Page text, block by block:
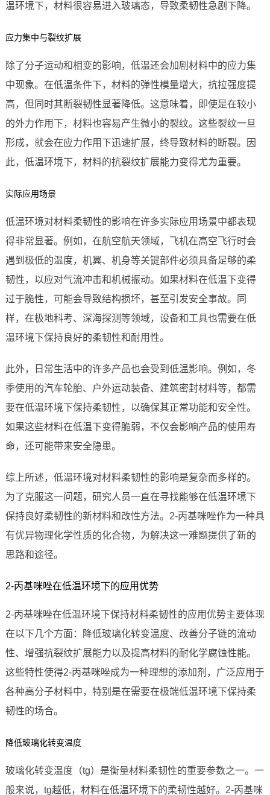
温环境下，材料很容易进入玻璃态，导致柔韧性急剧下降。
应力集中与裂纹扩展
除了分子运动和相变的影响，低温还会加剧材料中的应力集
中现象。在低温条件下，材料的弹性模量增大，抗拉强度提
高，但同时其断裂韧性显著降低。这意味着，即使是在较小
的外力作用下，材料也容易产生微小的裂纹。这些裂纹一旦
形成，就会在应力作用下迅速扩展，终导致材料的断裂。因
此，低温环境下，材料的抗裂纹扩展能力变得尤为重要。
实际应用场景
低温环境对材料柔韧性的影响在许多实际应用场景中都表现
得非常显著。例如，在航空航天领域，飞机在高空飞行时会
遇到极低的温度，机翼、机身等关键部件必须具备足够的柔
韧性，以应对气流冲击和机械振动。如果材料在低温下变得
过于脆性，可能会导致结构损坏，甚至引发安全事故。同
样，在极地科考、深海探测等领域，设备和工具也需要在低
温环境下保持良好的柔韧性和耐用性。
此外，日常生活中的许多产品也会受到低温影响。例如，冬
季使用的汽车轮胎、户外运动装备、建筑密封材料等，都需
要在低温环境下保持柔韧性，以确保其正常功能和安全性。
如果这些材料在低温下变得脆弱，不仅会影响产品的使用寿
命，还可能带来安全隐患。
综上所述，低温环境对材料柔韧性的影响是复杂而多样的。
为了克服这一问题，研究人员一直在寻找能够在低温环境下
保持良好柔韧性的新材料和改性方法。2-丙基咪唑作为一种具
有优异物理化学性质的化合物，为解决这一难题提供了新的
思路和途径。
2-丙基咪唑在低温环境下的应用优势
2-丙基咪唑在低温环境下保持材料柔韧性的应用优势主要体现
在以下几个方面：降低玻璃化转变温度、改善分子链的流动
性、增强抗裂纹扩展能力以及提高材料的耐化学腐蚀性能。
这些特性使得2-丙基咪唑成为一种理想的添加剂，广泛应用于
各种高分子材料中，特别是在需要在极端低温环境下保持柔
韧性的场合。
降低玻璃化转变温度
玻璃化转变温度（tg）是衡量材料柔韧性的重要参数之一。一
般来说，tg越低，材料在低温环境下的柔韧性越好。2-丙基咪